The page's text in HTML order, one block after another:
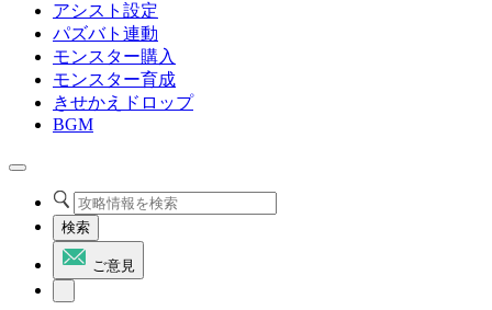
アシスト設定
パズバト連動
モンスター購入
モンスター育成
きせかえドロップ
BGM
検索
ご意見